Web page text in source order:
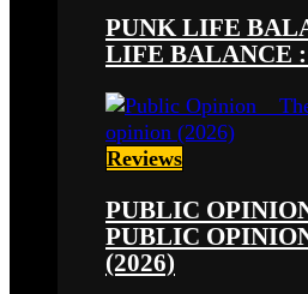
PUNK LIFE
LIFE BALANCE
Reviews
PUBLIC
PUBLIC
(2026)